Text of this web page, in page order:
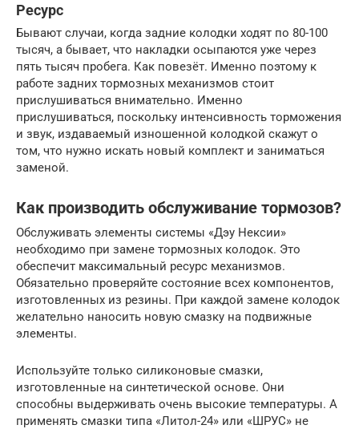
Ресурс
Бывают случаи, когда задние колодки ходят по 80-100
тысяч, а бывает, что накладки осыпаются уже через
пять тысяч пробега. Как повезёт. Именно поэтому к
работе задних тормозных механизмов стоит
прислушиваться внимательно. Именно
прислушиваться, поскольку интенсивность торможения
и звук, издаваемый изношенной колодкой скажут о
том, что нужно искать новый комплект и заниматься
заменой.
Как производить обслуживание тормозов?
Обслуживать элементы системы «Дэу Нексии»
необходимо при замене тормозных колодок. Это
обеспечит максимальный ресурс механизмов.
Обязательно проверяйте состояние всех компонентов,
изготовленных из резины. При каждой замене колодок
желательно наносить новую смазку на подвижные
элементы.
Используйте только силиконовые смазки,
изготовленные на синтетической основе. Они
способны выдерживать очень высокие температуры. А
применять смазки типа «Литол-24» или «ШРУС» не